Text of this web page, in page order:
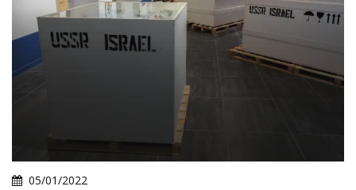
05/01/2022